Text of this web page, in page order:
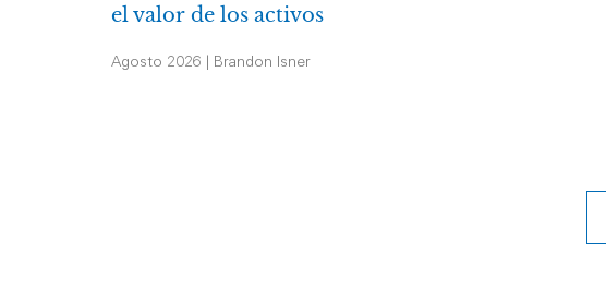
el valor de los activos
Agosto 2026 | Brandon Isner